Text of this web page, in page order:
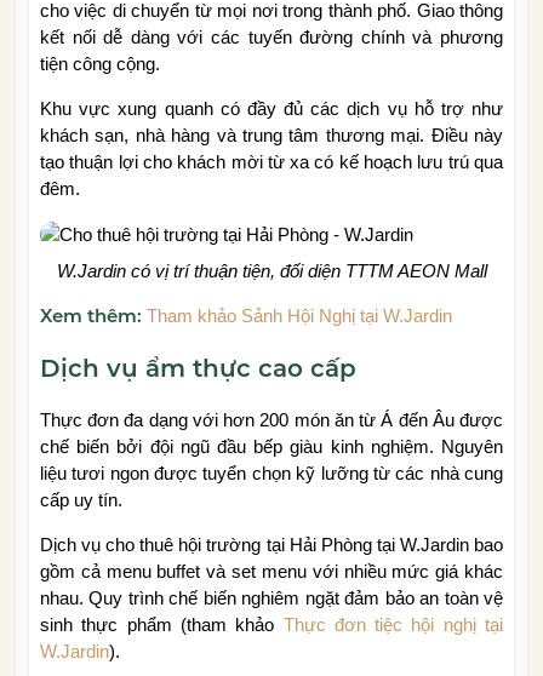
cho việc di chuyển từ mọi nơi trong thành phố. Giao thông
kết nối dễ dàng với các tuyến đường chính và phương
tiện công cộng.
Khu vực xung quanh có đầy đủ các dịch vụ hỗ trợ như
khách sạn, nhà hàng và trung tâm thương mại. Điều này
tạo thuận lợi cho khách mời từ xa có kế hoạch lưu trú qua
đêm.
W.Jardin có vị trí thuận tiện, đối diện TTTM AEON Mall
Xem thêm: Tham khảo Sảnh Hội Nghị tại W.Jardin
Dịch vụ ẩm thực cao cấp
Thực đơn đa dạng với hơn 200 món ăn từ Á đến Âu được
chế biến bởi đội ngũ đầu bếp giàu kinh nghiệm. Nguyên
liệu tươi ngon được tuyển chọn kỹ lưỡng từ các nhà cung
cấp uy tín.
Dịch vụ cho thuê hội trường tại Hải Phòng tại W.Jardin bao
gồm cả menu buffet và set menu với nhiều mức giá khác
nhau. Quy trình chế biến nghiêm ngặt đảm bảo an toàn vệ
sinh thực phẩm (tham khảo Thực đơn tiệc hội nghị tại
W.Jardin).